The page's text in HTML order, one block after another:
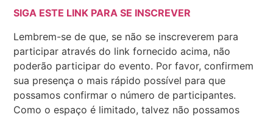
SIGA ESTE LINK PARA SE INSCREVER
Lembrem-se de que, se não se inscreverem para
participar através do link fornecido acima, não
poderão participar do evento. Por favor, confirmem
sua presença o mais rápido possível para que
possamos confirmar o número de participantes.
Como o espaço é limitado, talvez não possamos